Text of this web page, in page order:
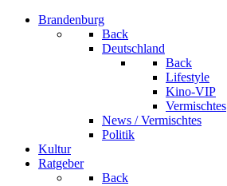
Brandenburg
Back
Deutschland
Back
Lifestyle
Kino-VIP
Vermischtes
News / Vermischtes
Politik
Kultur
Ratgeber
Back